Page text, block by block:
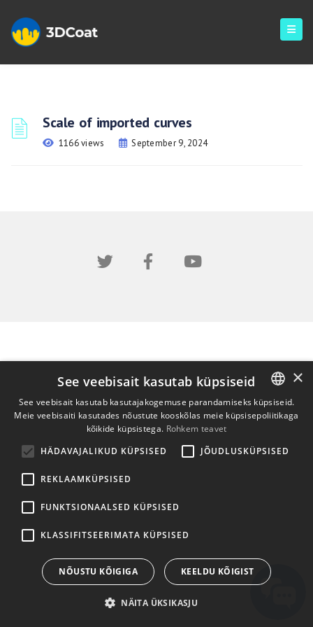
Scale of imported curves
1166 views September 9, 2024
ENGLISH
ESTONIAN
FINNISH
×
See veebisait kasutab küpsiseid
See veebisait kasutab kasutajakogemuse parandamiseks küpsiseid.
Meie veebisaiti kasutades nõustute kooskõlas meie küpsisepoliitikaga
kõikide küpsistega. Rohkem teavet
HÄDAVAJALIKUD KÜPSISED
JÕUDLUSKÜPSISED
REKLAAMKÜPSISED
FUNKTSIONAALSED KÜPSISED
KLASSIFITSEERIMATA KÜPSISED
NÕUSTU KÕIGIGA KEELDU KÕIGIST
NÄITA ÜKSIKASJU